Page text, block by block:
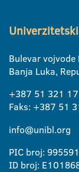
Bulevar
Banja Luka,
+387 51 321
Faks: +387 51
info@unibl.org
PIC broj:
ID broj: